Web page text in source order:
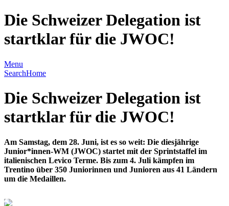
Die Schweizer Delegation ist
startklar für die JWOC!
Menu
SearchHome
Die Schweizer Delegation ist
startklar für die JWOC!
Am Samstag, dem 28. Juni, ist es so weit: Die diesjährige
Junior*innen-WM (JWOC) startet mit der Sprintstaffel im
italienischen Levico Terme. Bis zum 4. Juli kämpfen im
Trentino über 350 Juniorinnen und Junioren aus 41 Ländern
um die Medaillen.